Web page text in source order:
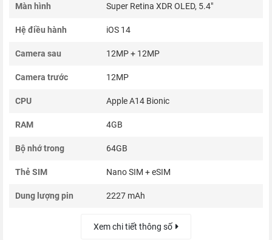
Màn hình Super Retina XDR OLED, 5.4"
Hệ điều hành iOS 14
Camera sau 12MP + 12MP
Camera trước 12MP
CPU Apple A14 Bionic
RAM 4GB
Bộ nhớ trong 64GB
Thẻ SIM Nano SIM + eSIM
Dung lượng pin 2227 mAh
Xem chi tiết thông số